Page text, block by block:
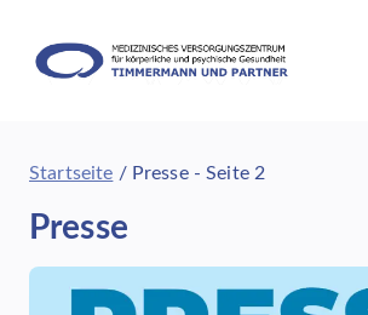
springen
Startseite / Presse- Seite 2
Presse